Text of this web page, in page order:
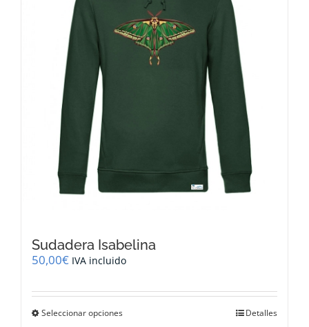
elegir
en
la
página
Sudadera Isabelina
50,00€ IVA incluido
Seleccionar opciones Detalles